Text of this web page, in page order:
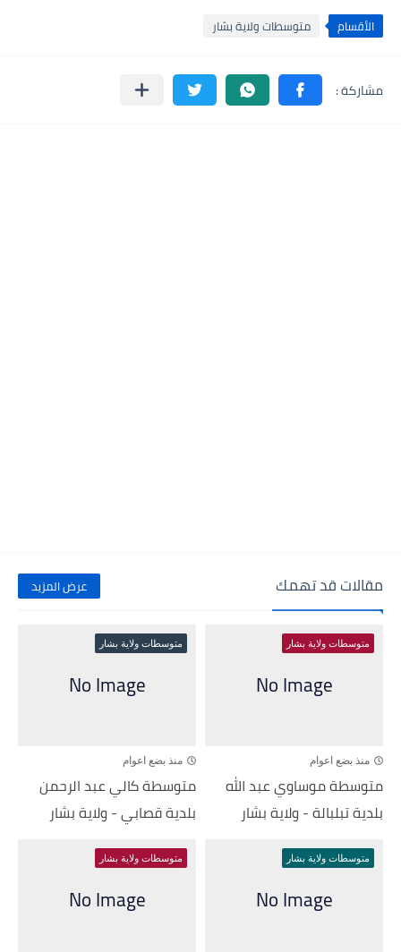
الأقسام متوسطات ولاية بشار
مقالات قد تهمك عرض المزيد
متوسطات ولاية بشار
منذ بضع اعوام
متوسطة موساوي عبد الله
بلدية تبلبالة - ولاية بشار
متوسطات ولاية بشار
منذ بضع اعوام
متوسطة كالي عبد الرحمن
بلدية قصابي - ولاية بشار
متوسطات ولاية بشار متوسطات ولاية بشار